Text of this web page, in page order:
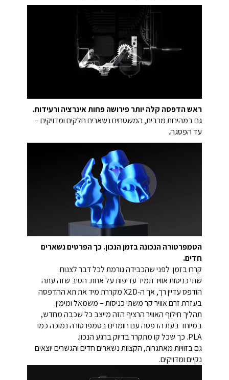
ראש הדפסה קלה יותר פירושה פחות אינרציה ורעידות.
גם במהירות מרבית, המשטחים נשארים חלקים ומדויקים –
עד הפסגה.
הטמפרטורה הנכונה בזמן הנכון. כך הפרטים נשארים
חדים.
קררו בזמן. לפני שהכבידה גורמת לכל דבר לצנוח.
שתי כניסות אוויר תמיד עדיפות על אחת. הסיב שזה עתה
הודפס עדיין רך, אך ה‑X2D מקררת מיד את תא ההדפסה
בעזרת זרם אוויר קר משתי כניסות – משמאל ומימין.
תהליך חילוף האוויר הרציף הזה מייצב כל שכבה מחדש,
במיוחד בעת הדפסה עם חומרים בטמפרטורה נמוכה כמו
PLA. כך שכל קו מתקרר בדיוק ברגע הנכון.
גם בזוויות מאתגרות, הקצוות נשארים חדים והגשרים יוצאים
נקיים ומדויקים.